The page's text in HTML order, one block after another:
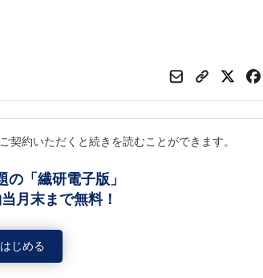
契約いただくと続きを読むことができます。
「繊研電子版」
月末まで無料！
じめる